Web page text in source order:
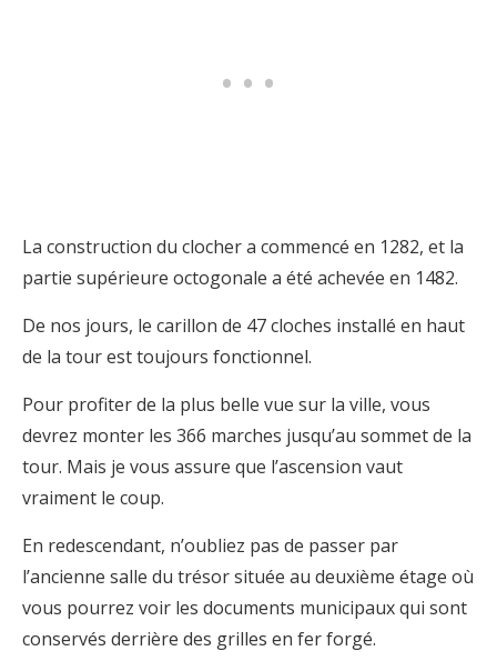
La construction du clocher a commencé en 1282, et la
partie supérieure octogonale a été achevée en 1482.
De nos jours, le carillon de 47 cloches installé en haut
de la tour est toujours fonctionnel.
Pour profiter de la plus belle vue sur la ville, vous
devrez monter les 366 marches jusqu’au sommet de la
tour. Mais je vous assure que l’ascension vaut
vraiment le coup.
En redescendant, n’oubliez pas de passer par
l’ancienne salle du trésor située au deuxième étage où
vous pourrez voir les documents municipaux qui sont
conservés derrière des grilles en fer forgé.